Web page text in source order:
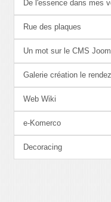
De l'essence dans mes
Rue des plaques
Un mot sur le CMS
Galerie création le
Web Wiki
e-Komerco
Decoracing